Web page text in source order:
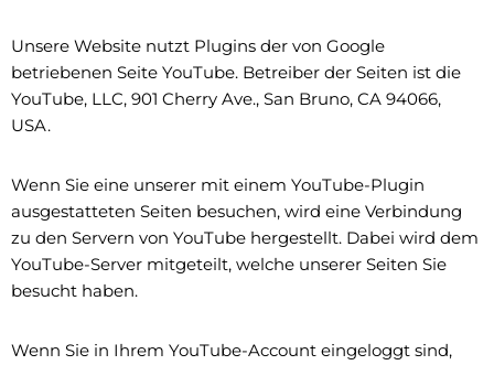
Unsere Website nutzt Plugins der von Google
betriebenen Seite YouTube. Betreiber der Seiten ist die
YouTube, LLC, 901 Cherry Ave., San Bruno, CA 94066,
USA.
Wenn Sie eine unserer mit einem YouTube-Plugin
ausgestatteten Seiten besuchen, wird eine Verbindung
zu den Servern von YouTube hergestellt. Dabei wird dem
YouTube-Server mitgeteilt, welche unserer Seiten Sie
besucht haben.
Wenn Sie in Ihrem YouTube-Account eingeloggt sind,